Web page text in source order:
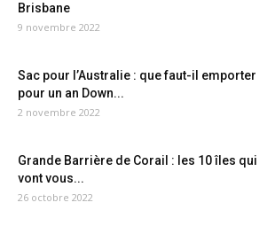
Brisbane
9 novembre 2022
Sac pour l’Australie : que faut-il emporter
pour un an Down...
2 novembre 2022
Grande Barrière de Corail : les 10 îles qui
vont vous...
26 octobre 2022